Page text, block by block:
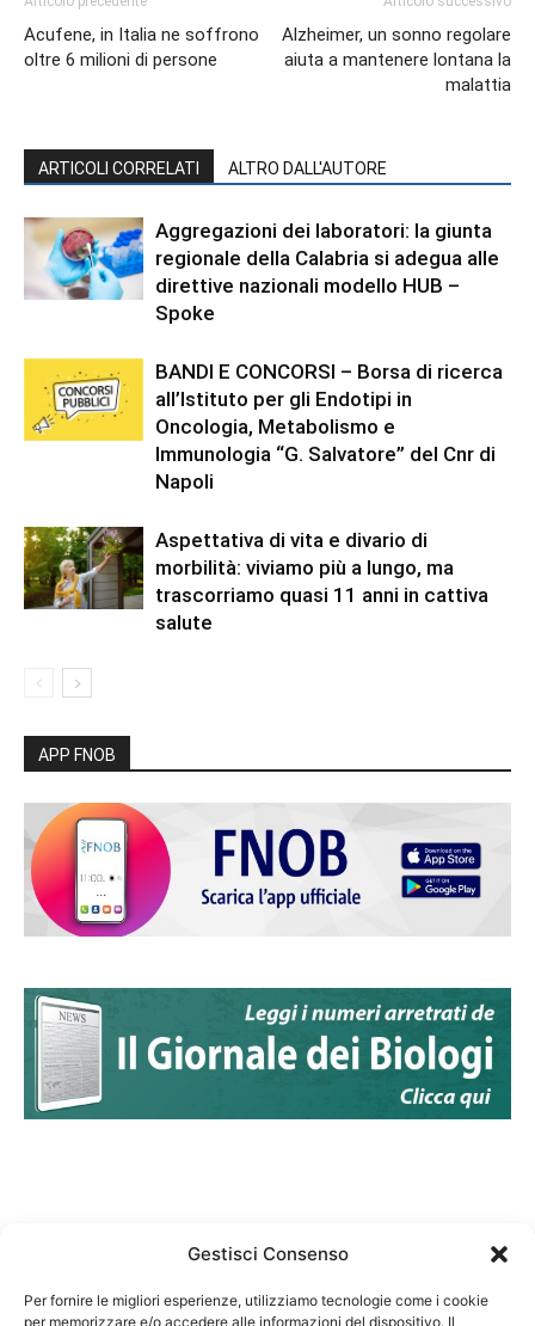
Gestisci Consenso
Per fornire le migliori esperienze, utilizziamo tecnologie come i cookie
per memorizzare e/o accedere alle informazioni del dispositivo. Il
Acufene, in Italia ne soffrono
oltre 6 milioni di persone
Alzheimer, un sonno regolare
aiuta a mantenere lontana la
malattia
ARTICOLI CORRELATI ALTRO DALL'AUTORE
Aggregazioni dei laboratori: la giunta
regionale della Calabria si adegua alle
direttive nazionali modello HUB –
Spoke
BANDI E CONCORSI – Borsa di ricerca
all’Istituto per gli Endotipi in
Oncologia, Metabolismo e
Immunologia “G. Salvatore” del Cnr di
Napoli
Aspettativa di vita e divario di
morbilità: viviamo più a lungo, ma
trascorriamo quasi 11 anni in cattiva
salute
APP FNOB